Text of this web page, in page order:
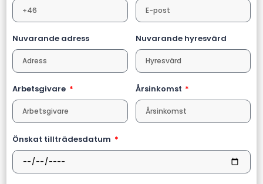
Nuvarande adress Nuvarande hyresvärd
Arbetsgivare Årsinkomst
Önskat tillträdesdatum